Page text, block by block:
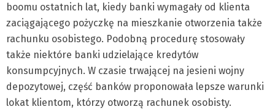
boomu ostatnich lat, kiedy banki wymagały od klienta
zaciągającego pożyczkę na mieszkanie otworzenia także
rachunku osobistego. Podobną procedurę stosowały
także niektóre banki udzielające kredytów
konsumpcyjnych. W czasie trwającej na jesieni wojny
depozytowej, część banków proponowała lepsze warunki
lokat klientom, którzy otworzą rachunek osobisty.